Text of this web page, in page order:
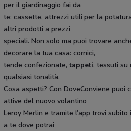
per il giardinaggio fai da
te: cassette, attrezzi utili per la
altri prodotti a prezzi
speciali. Non solo ma puoi trovare
decorare la tua casa: cornici,
tende confezionate,tappeti, tessuti su
qualsiasi tonalità.
Cosa aspetti? Con DoveConviene
attive del nuovo volantino
Leroy Merlin e tramite l’app trovi
a te dove potrai